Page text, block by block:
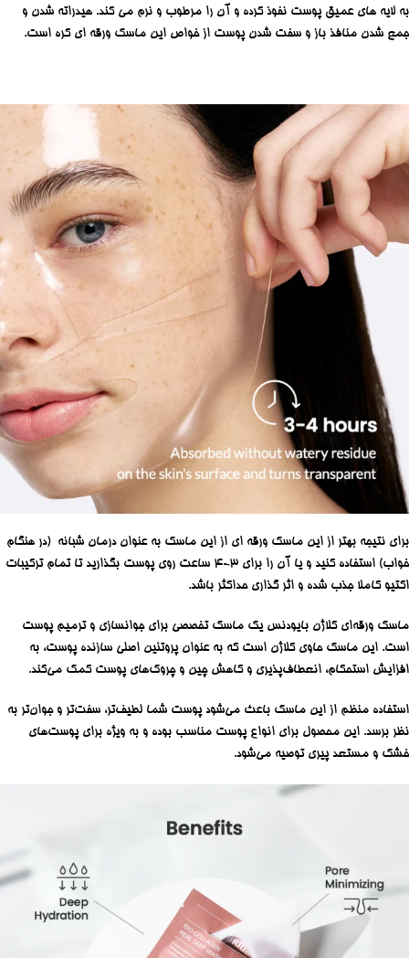
به لایه های عمیق پوست نفوذ کرده و آن را مرطوب و نرم می کند. هیدراته شدن و
جمع شدن منافذ باز و سفت شدن پوست از خواص این ماسک ورقه ای کره است.
برای نتیجه بهتر از این ماسک ورقه ای از این ماسک به عنوان درمان شبانه (در هنگام
خواب) استفاده کنید و یا آن را برای 3-4 ساعت روی پوست بگذارید تا تمام ترکیبات
اکتیو کاملا جذب شده و اثر گذاری حداکثر باشد.
ماسک ورقه‌ای کلاژن بایودنس یک ماسک تخصصی برای جوانسازی و ترمیم پوست
است. این ماسک حاوی کلاژن است که به عنوان پروتئین اصلی سازنده پوست، به
افزایش استحکام، انعطاف‌پذیری و کاهش چین و چروک‌های پوست کمک می‌کند.
استفاده منظم از این ماسک باعث می‌شود پوست شما لطیف‌تر، سفت‌تر و جوان‌تر به
نظر برسد. این محصول برای انواع پوست مناسب بوده و به ویژه برای پوست‌های
خشک و مستعد پیری توصیه می‌شود.